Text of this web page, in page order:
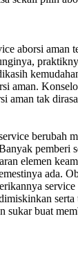
aborsi aman
aman.
aman tak
berubah
pemberi
elemen
ada.
service
sukar buat